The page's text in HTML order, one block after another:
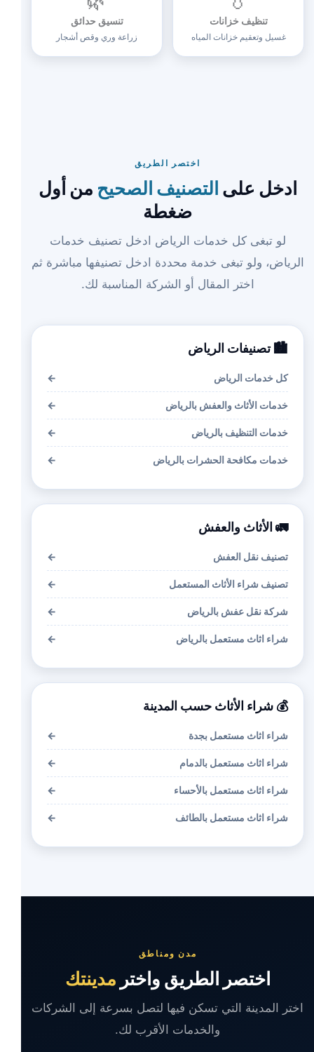
تنظيف خزانات
غسيل وتعقيم خزانات المياه
تنسيق حدائق
زراعة وري وقص أشجار
اختصر الطريق
ادخل على التصنيف الصحيح من أول
ضغطة
لو تبغى كل خدمات الرياض ادخل تصنيف خدمات
الرياض، ولو تبغى خدمة محددة ادخل تصنيفها مباشرة ثم
اختر المقال أو الشركة المناسبة لك.
🏙️ تصنيفات الرياض
كل خدمات الرياض ←
خدمات الأثاث والعفش بالرياض ←
خدمات التنظيف بالرياض ←
خدمات مكافحة الحشرات بالرياض ←
🚛 الأثاث والعفش
تصنيف نقل العفش ←
تصنيف شراء الأثاث المستعمل ←
شركة نقل عفش بالرياض ←
شراء اثاث مستعمل بالرياض ←
💰 شراء الأثاث حسب المدينة
شراء اثاث مستعمل بجدة ←
شراء اثاث مستعمل بالدمام ←
شراء اثاث مستعمل بالأحساء ←
شراء اثاث مستعمل بالطائف ←
مدن ومناطق
اختصر الطريق واختر مدينتك
اختر المدينة التي تسكن فيها لتصل بسرعة إلى الشركات
والخدمات الأقرب لك.